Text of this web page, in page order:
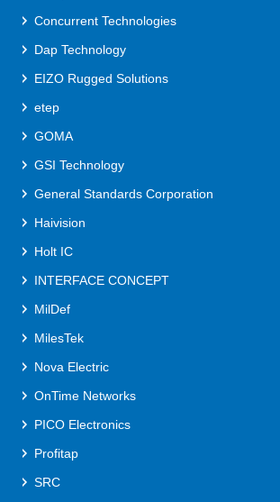
Concurrent Technologies
Dap Technology
EIZO Rugged Solutions
etep
GOMA
GSI Technology
General Standards Corporation
Haivision
Holt IC
INTERFACE CONCEPT
MilDef
MilesTek
Nova Electric
OnTime Networks
PICO Electronics
Profitap
SRC